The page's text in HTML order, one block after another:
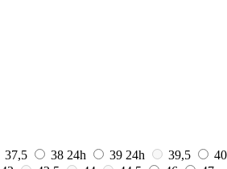
37,5 38 24h 39 24h 39,5
40